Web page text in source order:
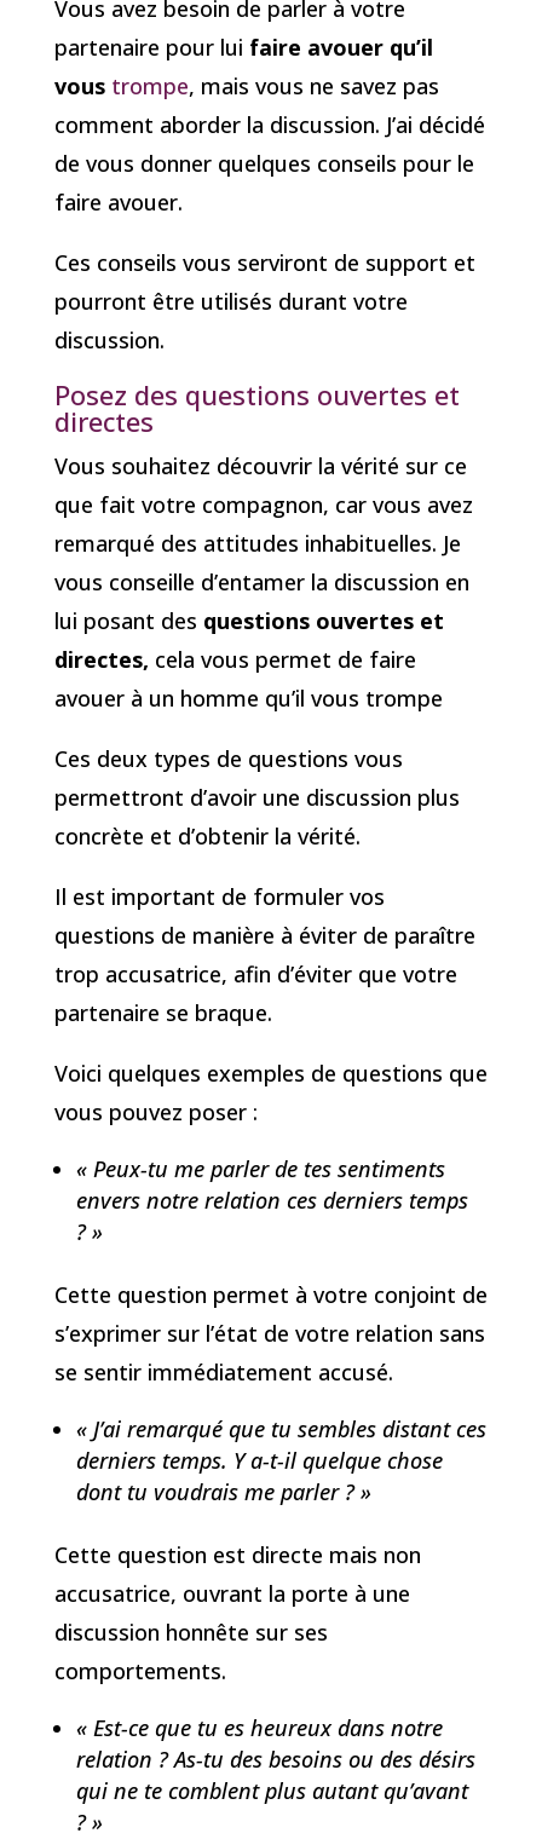
Vous avez besoin de parler à votre
partenaire pour lui faire avouer qu’il
vous trompe, mais vous ne savez pas
comment aborder la discussion. J’ai décidé
de vous donner quelques conseils pour le
faire avouer.
Ces conseils vous serviront de support et
pourront être utilisés durant votre
discussion.
Posez des questions ouvertes et
directes
Vous souhaitez découvrir la vérité sur ce
que fait votre compagnon, car vous avez
remarqué des attitudes inhabituelles. Je
vous conseille d’entamer la discussion en
lui posant des questions ouvertes et
directes, cela vous permet de faire
avouer à un homme qu’il vous trompe
Ces deux types de questions vous
permettront d’avoir une discussion plus
concrète et d’obtenir la vérité.
Il est important de formuler vos
questions de manière à éviter de paraître
trop accusatrice, afin d’éviter que votre
partenaire se braque.
Voici quelques exemples de questions que
vous pouvez poser :
« Peux-tu me parler de tes sentiments
envers notre relation ces derniers temps
? »
Cette question permet à votre conjoint de
s’exprimer sur l’état de votre relation sans
se sentir immédiatement accusé.
« J’ai remarqué que tu sembles distant ces
derniers temps. Y a-t-il quelque chose
dont tu voudrais me parler ? »
Cette question est directe mais non
accusatrice, ouvrant la porte à une
discussion honnête sur ses
comportements.
« Est-ce que tu es heureux dans notre
relation ? As-tu des besoins ou des désirs
qui ne te comblent plus autant qu’avant
? »